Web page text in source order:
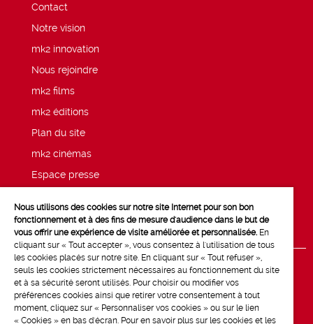
Contact
Notre vision
mk2 innovation
Nous rejoindre
mk2 films
mk2 éditions
Plan du site
mk2 cinémas
Espace presse
Politique de confidentialité mk2
Nous utilisons des cookies sur notre site Internet pour son bon
fonctionnement et à des fins de mesure d'audience dans le but de
vous offrir une expérience de visite améliorée et personnalisée. En
cliquant sur « Tout accepter », vous consentez à l'utilisation de tous
les cookies placés sur notre site. En cliquant sur « Tout refuser »,
seuls les cookies strictement nécessaires au fonctionnement du site
et à sa sécurité seront utilisés. Pour choisir ou modifier vos
préférences cookies ainsi que retirer votre consentement à tout
moment, cliquez sur « Personnaliser vos cookies » ou sur le lien
« Cookies » en bas d'écran. Pour en savoir plus sur les cookies et les